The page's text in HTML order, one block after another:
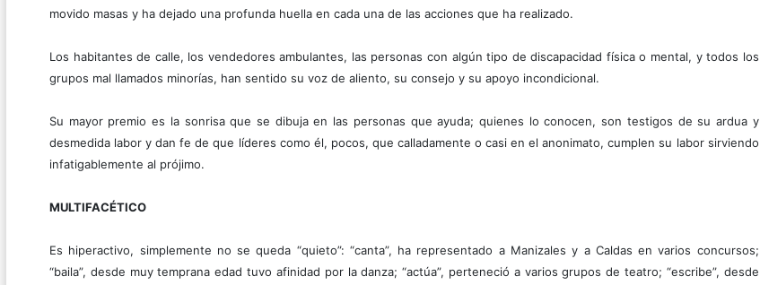
movido masas y ha dejado una profunda huella en cada una de las acciones que ha realizado.
Los habitantes de calle, los vendedores ambulantes, las personas con algún tipo de discapacidad física o mental, y todos los
grupos mal llamados minorías, han sentido su voz de aliento, su consejo y su apoyo incondicional.
Su mayor premio es la sonrisa que se dibuja en las personas que ayuda; quienes lo conocen, son testigos de su ardua y
desmedida labor y dan fe de que líderes como él, pocos, que calladamente o casi en el anonimato, cumplen su labor sirviendo
infatigablemente al prójimo.
MULTIFACÉTICO
Es hiperactivo, simplemente no se queda “quieto”: “canta”, ha representado a Manizales y a Caldas en varios concursos;
“baila”, desde muy temprana edad tuvo afinidad por la danza; “actúa”, perteneció a varios grupos de teatro; “escribe”, desde